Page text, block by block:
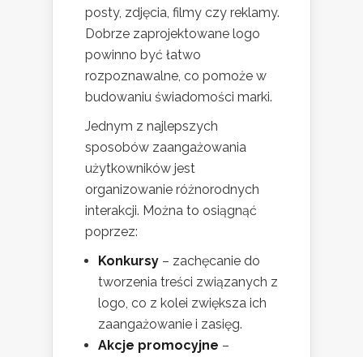
posty, zdjęcia, filmy czy reklamy.
Dobrze zaprojektowane logo
powinno być łatwo
rozpoznawalne, co pomoże w
budowaniu świadomości marki.
Jednym z najlepszych
sposobów zaangażowania
użytkowników jest
organizowanie różnorodnych
interakcji. Można to osiągnąć
poprzez:
Konkursy – zachęcanie do
tworzenia treści związanych z
logo, co z kolei zwiększa ich
zaangażowanie i zasięg.
Akcje promocyjne –